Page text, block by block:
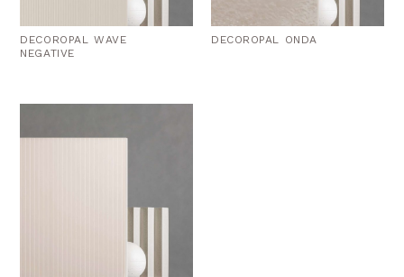
DECOROPAL WAVE
NEGATIVE
DECOROPAL ONDA